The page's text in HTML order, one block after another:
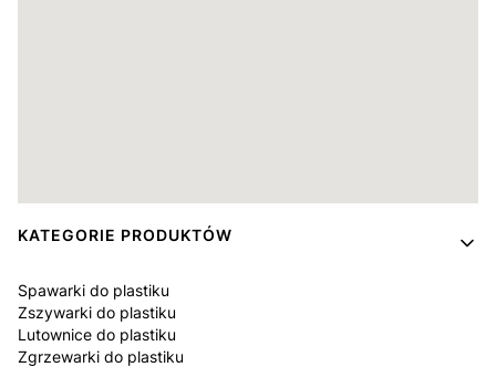
Linki w stopce
KATEGORIE PRODUKTÓW
Spawarki do plastiku
Zszywarki do plastiku
Lutownice do plastiku
Zgrzewarki do plastiku